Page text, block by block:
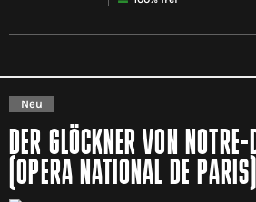
Neu
DER GLÖCKNER VON NOTRE-
(OPERA NATIONAL DE PARIS)